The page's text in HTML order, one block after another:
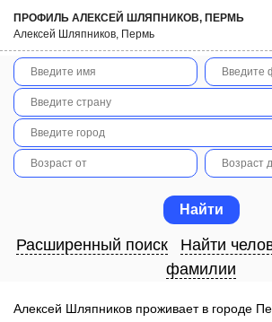
ПРОФИЛЬ АЛЕКСЕЙ ШЛЯПНИКОВ, ПЕРМЬ
Алексей Шляпников, Пермь
Расширенный поиск
Найти
фамилии
Алексей Шляпников проживает в городе